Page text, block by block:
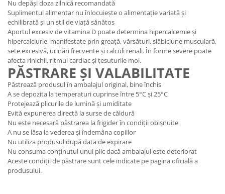
Nu depăși doza zilnică recomandată
Suplimentul alimentar nu înlocuiește o alimentație variată și
echilibrată și un stil de viață sănătos
Aportul excesiv de vitamina D poate determina hipercalcemie și
hipercalciurie, manifestate prin greață, vărsături, slăbiciune musculară,
sete excesivă, urinări frecvente și calculi renali. În forme severe poate
afecta rinichii, ritmul cardiac și țesuturile moi.
PĂSTRARE ȘI VALABILITATE
Păstrează produsul în ambalajul original, bine închis
A se depozita la temperaturi cuprinse între 5°C și 25°C
Protejează plicurile de lumină și umiditate
Evită expunerea directă la surse de căldură
Nu este necesară păstrarea la frigider în condiții obișnuite
A nu se lăsa la vederea și îndemâna copiilor
Nu utiliza produsul după data de expirare
Nu consuma conținutul unui plic dacă ambalajul este deteriorat
Aceste condiții de păstrare sunt cele indicate pe pagina oficială a
produsului.